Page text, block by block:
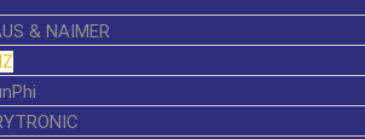
& NAIMER